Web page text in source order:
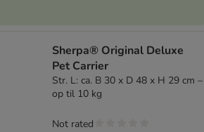
Sherpa® Original Deluxe
Pet Carrier
Str. L: ca. B 30 x D 48 x H 29 cm –
op til 10 kg
Not rated